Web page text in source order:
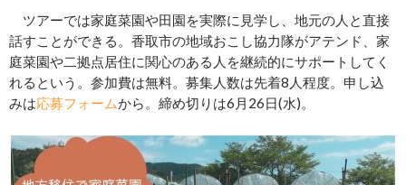
ツアーでは家庭菜園や田園を実際に見学し、地元の人と直接
話すことができる。香取市の地域おこし協力隊がアテンド、家
庭菜園や二拠点居住に関心のある人を継続的にサポートしてく
れるという。参加費は無料。募集人数は先着8人程度。申し込
みは応募フォームから。締め切りは6月26日(水)。